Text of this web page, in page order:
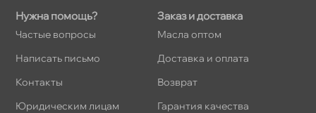
Нужна помощь?
Частые вопросы
Написать письмо
Контакты
Юридическим лицам
Заказ и доставка
Масла оптом
Доставка и оплата
озврат
Гарантия качества